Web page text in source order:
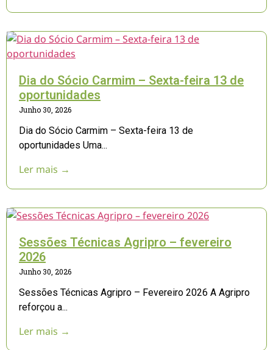
Dia do Sócio Carmim – Sexta-feira 13 de
oportunidades
Junho 30, 2026
Dia do Sócio Carmim – Sexta-feira 13 de
oportunidades Uma...
Ler mais →
Sessões Técnicas Agripro – fevereiro
2026
Junho 30, 2026
Sessões Técnicas Agripro – Fevereiro 2026 A Agripro
reforçou a...
Ler mais →